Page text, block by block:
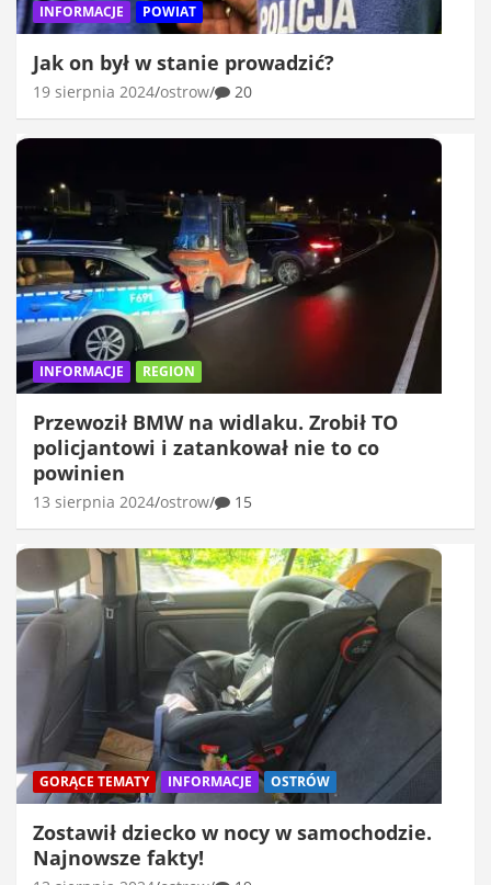
INFORMACJE POWIAT
Jak on był w stanie prowadzić?
19 sierpnia 2024 ostrow 20
INFORMACJE REGION
Przewoził BMW na widlaku. Zrobił TO
policjantowi i zatankował nie to co
powinien
13 sierpnia 2024 ostrow 15
GORĄCE TEMATY INFORMACJE OSTRÓW
Zostawił dziecko w nocy w samochodzie.
Najnowsze fakty!